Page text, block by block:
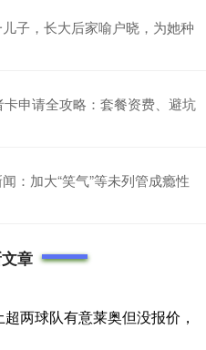
子，长大后家喻户晓，为她种
申请全攻略：套餐资费、避坑
：加大“笑气”等未列管成瘾性
章
两球队有意莱奥但没报价，